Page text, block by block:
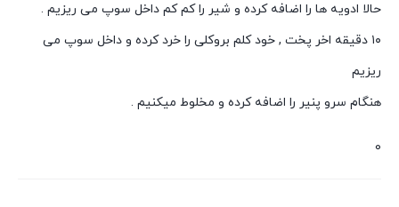
حالا ادویه ها را اضافه کرده و شیر را کم کم داخل سوپ می ریزیم .
۱۰ دقیقه اخر پخت , خود کلم بروکلی را خرد کرده و داخل سوپ می
ریزیم
هنگام سرو پنیر را اضافه کرده و مخلوط میکنیم .
0